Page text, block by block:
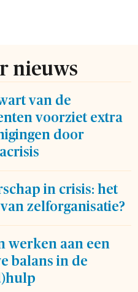
nieuws
van de
voorziet extra
door
in crisis: het
zelforganisatie?
werken aan een
balans in de